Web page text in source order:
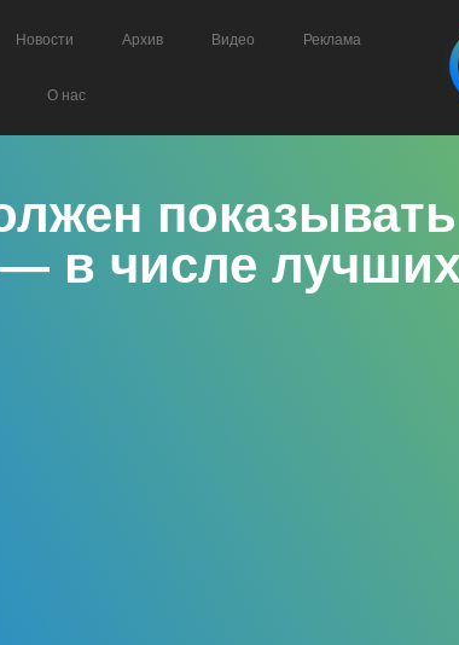
Новости Архив Видео Реклама
О нас
в числе